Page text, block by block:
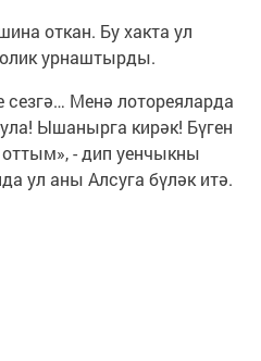
откан. Бу хакта ул
урнаштырды.
сезгә… Менә лотореяларда
Ышанырга кирәк! Бүген
- дип уенчыкны
ул аны Алсуга бүләк итә.